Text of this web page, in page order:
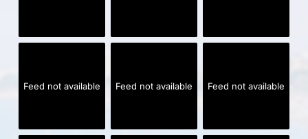
Feed not available Feed not available Feed not available